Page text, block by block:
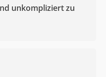
unkompliziert zu